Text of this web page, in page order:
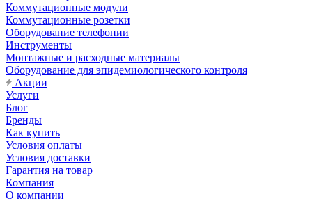
Коммутационные модули
Коммутационные розетки
Оборудование телефонии
Инструменты
Монтажные и расходные материалы
Оборудование для эпидемиологического контроля
Акции
Услуги
Блог
Бренды
Как купить
Условия оплаты
Условия доставки
Гарантия на товар
Компания
О компании